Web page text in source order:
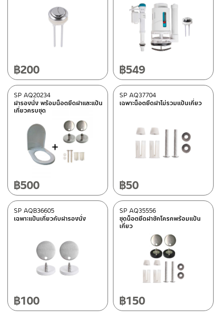
฿200 ฿549
ฝารองนั่ง พร้อมน็อตยึดฝาและแป้น
เกี่ยวครบชุด
SP AQ20234
฿500
เฉพาะน็อตยึดฝาไม่รวมแป้นเกี่ยว
SP AQ37704
฿50
เฉพาะแป้นเกี่ยวกับฝารองนั่ง
SP AQB36605
฿100
ชุดน็อตยึดฝาชักโครกพร้อมแป้น
เกี่ยว
SP AQ35556
฿150